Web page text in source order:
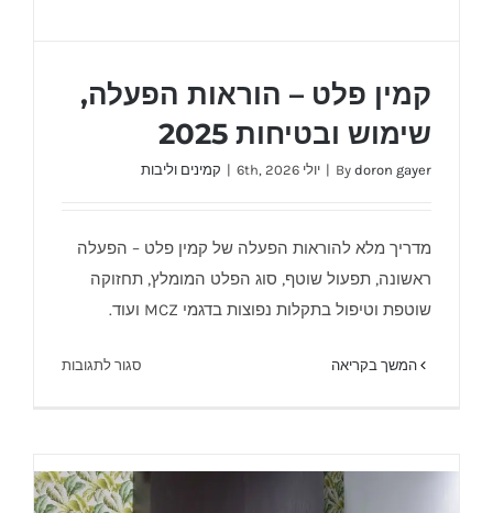
קמין פלט – הוראות הפעלה, שימוש ובטיחות
קמין פלט – הוראות הפעלה,
שימוש ובטיחות 2025
By doron gayer
| יולי 6th, 2026 | קמינים וליבות
מדריך מלא להוראות הפעלה של קמין פלט – הפעלה
ראשונה, תפעול שוטף, סוג הפלט המומלץ, תחזוקה
שוטפת וטיפול בתקלות נפוצות בדגמי MCZ ועוד.
המשך בקריאה סגור לתגובותעל
הוראות
הפעלה,